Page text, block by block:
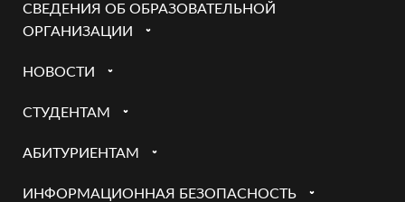
СВЕДЕНИЯ ОБ ОБРАЗОВАТЕЛЬНОЙ
ОРГАНИЗАЦИИ
НОВОСТИ
СТУДЕНТАМ
АБИТУРИЕНТАМ
ИНФОРМАЦИОННАЯ БЕЗОПАСНОСТЬ